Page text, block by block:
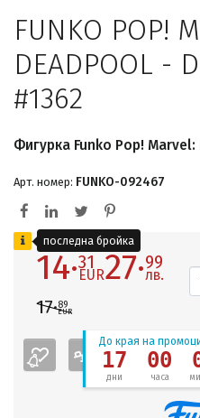
FUNKO POP!
DEADPOOL -
#1362
Фигурка Funko Pop!
Арт. номер: FUNKO-092467
14·31
EUR27·99
лв.
17·89
EUR
До края на
17
дни
00
часа
последна бройка